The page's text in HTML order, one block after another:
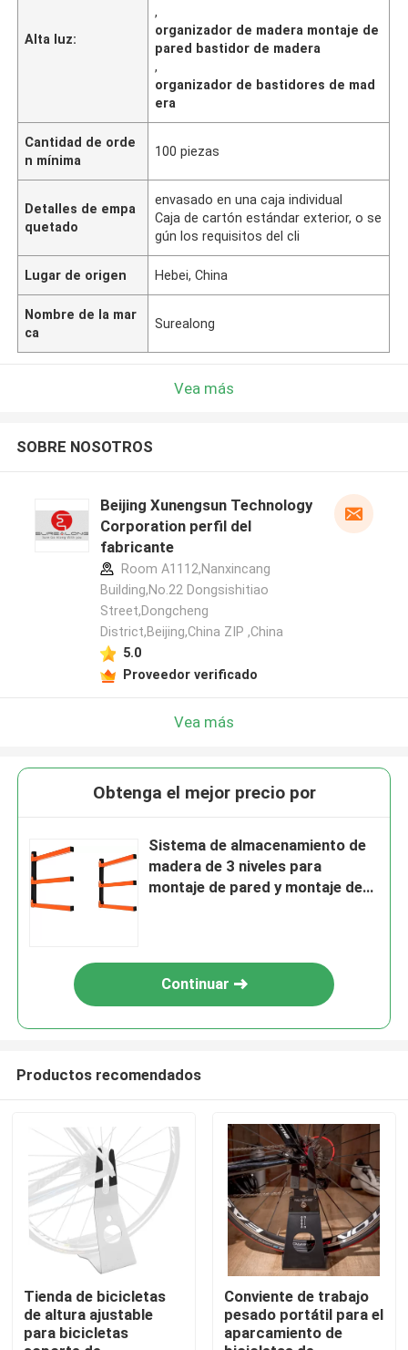
Inicio
Productos
Videos
Alta luz:
,
organizador de madera montaje de
pared bastidor de madera
,
organizador de bastidores de mad
era
Cantidad de orde
n mínima
100 piezas
Detalles de empa
quetado
envasado en una caja individual
Caja de cartón estándar exterior, o se
gún los requisitos del cli
Lugar de origen Hebei, China
Nombre de la mar
ca
Surealong
Vea más
SOBRE NOSOTROS
Beijing Xunengsun Technology
Corporation perfil del
fabricante
Room A1112,Nanxincang
Building,No.22 Dongsishitiao
Street,Dongcheng
District,Beijing,China ZIP ,China
5.0
Proveedor verificado
Vea más
Obtenga el mejor precio por
Sistema de almacenamiento de
madera de 3 niveles para
montaje de pared y montaje de
Continuar
Productos recomendados
Tienda de bicicletas
de altura ajustable
para bicicletas
Conviente de trabajo
pesado portátil para el
aparcamiento de